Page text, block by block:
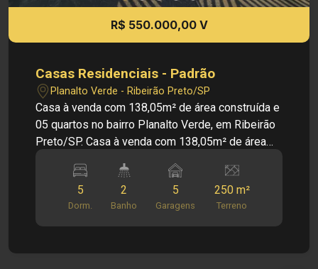
R$ 550.000,00 V
Casas Residenciais - Padrão
Planalto Verde - Ribeirão Preto/SP
Casa à venda com 138,05m² de área construída e
05 quartos no bairro Planalto Verde, em Ribeirão
Preto/SP. Casa à venda com 138,05m² de área
distribuídos, ideal para famílias que buscam
conforto, lazer e praticidade em uma excelente
localização. PRINCIPAIS INFORMAÇÕES DO
IMÓVEL: - Sala - Sala de Jantar - Cozinha - 05
5
Dorm.
2
Banho
5
Garagens
250 m²
Terreno